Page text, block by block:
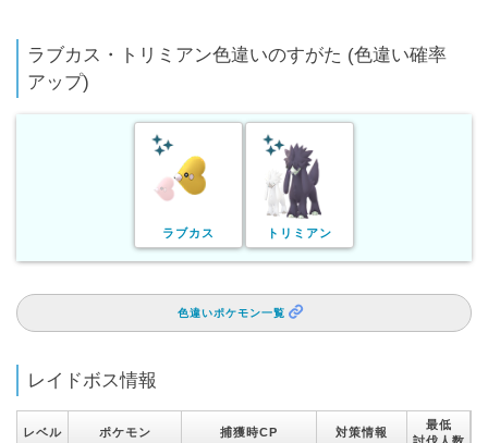
ラブカス・トリミアン色違いのすがた (色違い確率
アップ)
ラブカス トリミアン
色違いポケモン一覧
レイドボス情報
レベル ポケモン 捕獲時CP 対策情報
最低